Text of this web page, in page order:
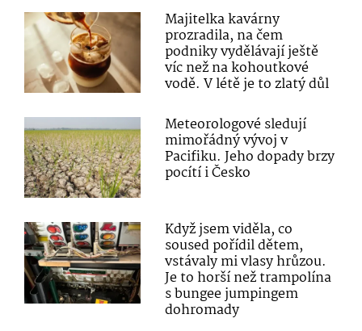
Majitelka kavárny
prozradila, na čem
podniky vydělávají ještě
víc než na kohoutkové
vodě. V létě je to zlatý důl
Meteorologové sledují
mimořádný vývoj v
Pacifiku. Jeho dopady brzy
pocítí i Česko
Když jsem viděla, co
soused pořídil dětem,
vstávaly mi vlasy hrůzou.
Je to horší než trampolína
s bungee jumpingem
dohromady